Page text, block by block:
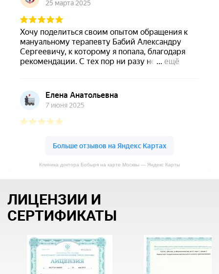
Клиника доктора Бобыря на карте Москвы — Яндекс Карты
ЛИЦЕНЗИИ И
СЕРТИФИКАТЫ